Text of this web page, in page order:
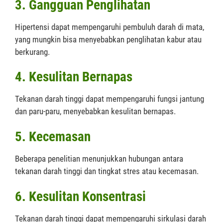
3. Gangguan Penglihatan
Hipertensi dapat mempengaruhi pembuluh darah di mata,
yang mungkin bisa menyebabkan penglihatan kabur atau
berkurang.
4. Kesulitan Bernapas
Tekanan darah tinggi dapat mempengaruhi fungsi jantung
dan paru-paru, menyebabkan kesulitan bernapas.
5. Kecemasan
Beberapa penelitian menunjukkan hubungan antara
tekanan darah tinggi dan tingkat stres atau kecemasan.
6. Kesulitan Konsentrasi
Tekanan darah tinggi dapat mempengaruhi sirkulasi darah